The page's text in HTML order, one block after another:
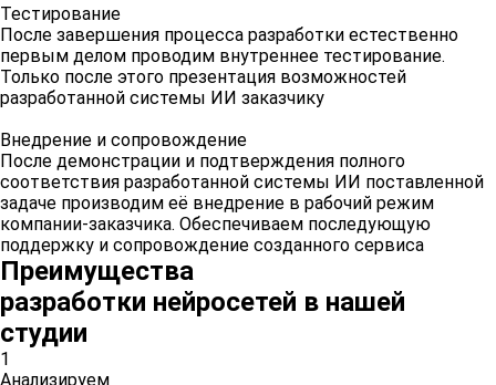
Тестирование
После завершения процесса разработки естественно
первым делом проводим внутреннее тестирование.
Только после этого презентация возможностей
разработанной системы ИИ заказчику
Внедрение и сопровождение
После демонстрации и подтверждения полного
соответствия разработанной системы ИИ поставленной
задаче производим её внедрение в рабочий режим
компании-заказчика. Обеспечиваем последующую
поддержку и сопровождение созданного сервиса
Преимущества
разработки нейросетей в нашей
студии
1
Анализируем